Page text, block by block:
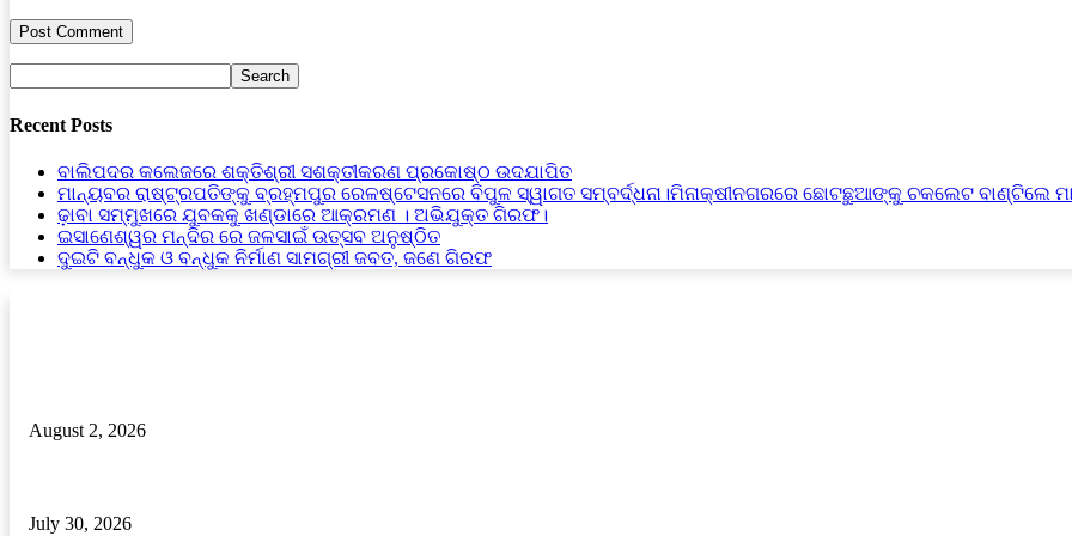
Recent Posts
ବାଲିପଦର କଲେଜରେ ଶକ୍ତିଶ୍ରୀ ସଶକ୍ତୀକରଣ ପ୍ରକୋଷ୍ଠ ଉଦଯାପିତ
ମାନ୍ୟବର ରାଷ୍ଟ୍ରପତିଙ୍କୁ ବ୍ରହ୍ମପୁର ରେଳଷ୍ଟେସନରେ ବିପୁଳ ସ୍ୱାଗତ ସମ୍ବର୍ଦ୍ଧନା।ମିନାକ୍ଷୀନଗରରେ ଛୋଟଛୁଆଙ୍କୁ ଚକଲେଟ ବାଣ୍ଟିଲେ
ଢ଼ାବା ସମ୍ମୁଖରେ ଯୁବକକୁ ଖଣ୍ଡାରେ ଆକ୍ରମଣ । ଅଭିଯୁକ୍ତ ଗିରଫ।
ଇସାଣେଶ୍ୱର ମନ୍ଦିର ରେ ଜଳସାଇଁ ଉତ୍ସବ ଅନୁଷ୍ଠିତ
ଦୁଇଟି ବନ୍ଧୁକ ଓ ବନ୍ଧୁକ ନିର୍ମାଣ ସାମଗ୍ରୀ ଜବତ, ଜଣେ ଗିରଫ
August 2, 2026
July 30, 2026